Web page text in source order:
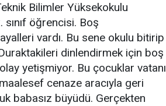
Bilimler Yüksekokulu
öğrencisi. Boş
vardı. Bu sene okulu bitirip
dinlendirmek için boş
yetişmiyor. Bu çocuklar vatanı
cenaze aracıyla geri
babasız büyüdü. Gerçekten